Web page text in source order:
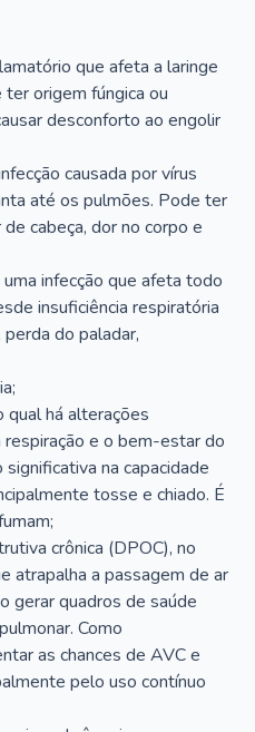
que afeta a laringe
origem fúngica ou
desconforto ao engolir
causada por vírus
até os pulmões. Pode ter
cabeça, dor no corpo e
infecção que afeta todo
insuficiência respiratória
do paladar,
qual há alterações
e o bem-estar do
na capacidade
tosse e chiado. É
crônica (DPOC), no
atrapalha a passagem de ar
gerar quadros de saúde
Como
as chances de AVC e
pelo uso contínuo